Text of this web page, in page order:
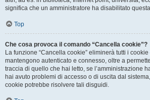
significa che un amministratore ha disabilitato
Top
Che cosa provoca il comando “Cancella cookie”?
La funzione “Cancella cookie” eliminerà tutti i
mantengono autenticato e connesso, oltre a
traccia di quello che hai letto, se l’amministrazione
hai avuto problemi di accesso o di uscita dal
cookie potrebbe risolvere tali disguidi.